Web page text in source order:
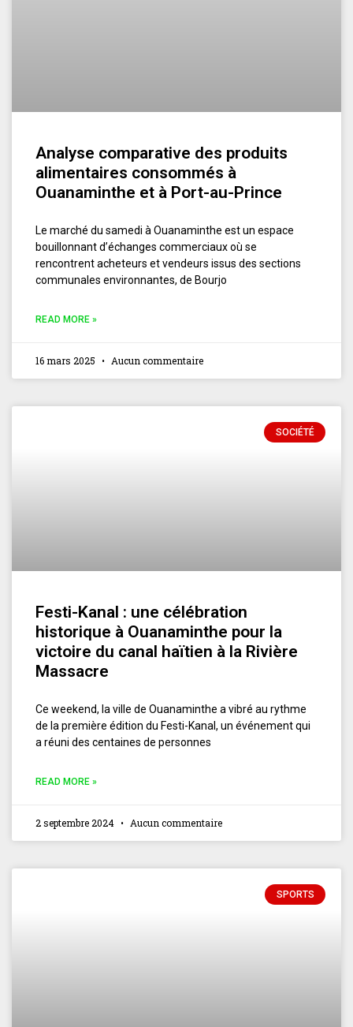
Analyse comparative des produits
alimentaires consommés à
Ouanaminthe et à Port-au-Prince
Le marché du samedi à Ouanaminthe est un espace
bouillonnant d’échanges commerciaux où se
rencontrent acheteurs et vendeurs issus des sections
communales environnantes, de Bourjo
READ MORE »
16 mars 2025 Aucun commentaire
SOCIÉTÉ
Festi-Kanal : une célébration
historique à Ouanaminthe pour la
victoire du canal haïtien à la Rivière
Massacre
Ce weekend, la ville de Ouanaminthe a vibré au rythme
de la première édition du Festi-Kanal, un événement qui
a réuni des centaines de personnes
READ MORE »
2 septembre 2024 Aucun commentaire
SPORTS